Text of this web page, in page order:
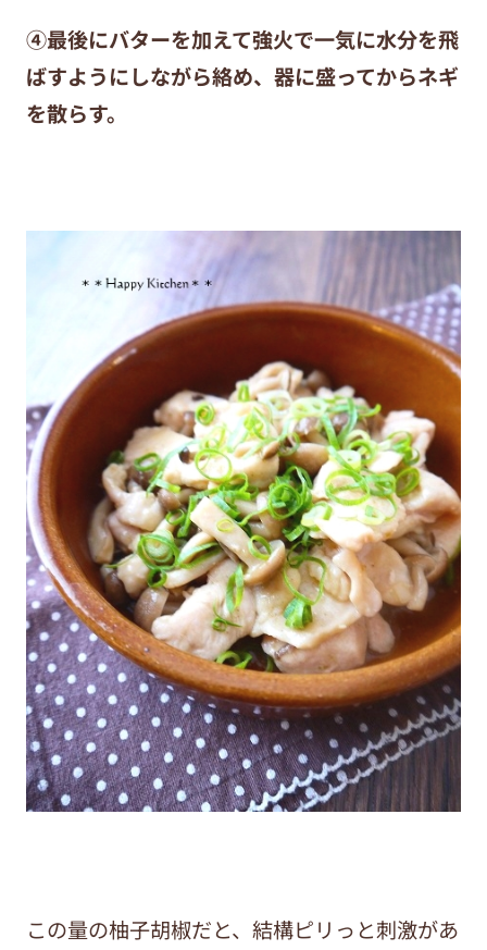
④最後にバターを加えて強火で一気に水分を飛
ばすようにしながら絡め、器に盛ってからネギ
を散らす。
この量の柚子胡椒だと、結構ピリっと刺激があ